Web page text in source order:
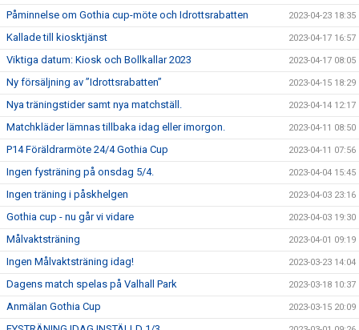
Påminnelse om Gothia cup-möte och Idrottsrabatten 2023-04-23 18:35
Kallade till kiosktjänst 2023-04-17 16:57
Viktiga datum: Kiosk och Bollkallar 2023 2023-04-17 08:05
Ny försäljning av ”Idrottsrabatten” 2023-04-15 18:29
Nya träningstider samt nya matchställ. 2023-04-14 12:17
Matchkläder lämnas tillbaka idag eller imorgon. 2023-04-11 08:50
P14 Föräldrarmöte 24/4 Gothia Cup 2023-04-11 07:56
Ingen fysträning på onsdag 5/4. 2023-04-04 15:45
Ingen träning i påskhelgen 2023-04-03 23:16
Gothia cup - nu går vi vidare 2023-04-03 19:30
Målvaktsträning 2023-04-01 09:19
Ingen Målvaktsträning idag! 2023-03-23 14:04
Dagens match spelas på Valhall Park 2023-03-18 10:37
Anmälan Gothia Cup 2023-03-15 20:09